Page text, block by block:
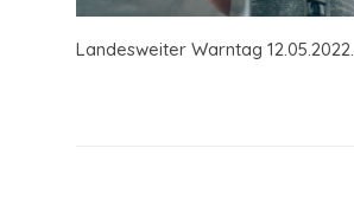
Landesweiter Warntag 12.05.2022.